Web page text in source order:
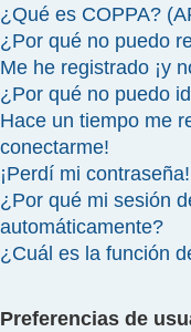
¿Qué es COPPA?
¿Por qué no puedo
Me he registrado ¡y
¿Por qué no puedo
Hace un tiempo me
conectarme!
¡Perdí mi contraseña!
¿Por qué mi sesión
automáticamente?
¿Cuál es la función
Preferencias de